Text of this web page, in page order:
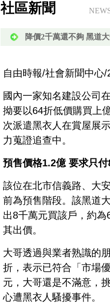
社區新聞
降價2千萬還不夠 黑道
自由時報/社會新聞中心/
國內一家知名建設公司
拗要以64折低價購買上
次派遣黑衣人在賞屋展
力蒐證追查中。
預售價格1.2億 要求只
該位在北市信義路、大
前為預售階段。該黑道
出8千萬元買該戶，約
其出價。
大哥透過與業者熟識的
折，表示已符合「市場
元，大哥還是不滿意，
心遭黑衣人騷擾事件。